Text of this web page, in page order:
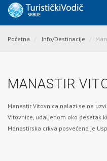
Početna Info/Destinacije
MANASTIR
Manastir Vitovnica nalazi se na
Vitovnice, udaljenom oko desetak
Manastirska crkva posvećena je